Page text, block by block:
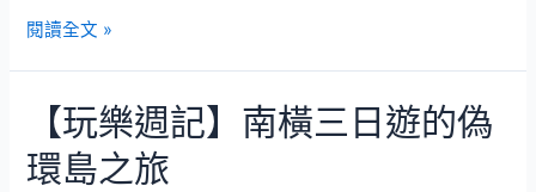
三
日
趴
特
◆
氾
閱讀全文 »
【玩樂週記】南橫三日遊的偽
環島之旅